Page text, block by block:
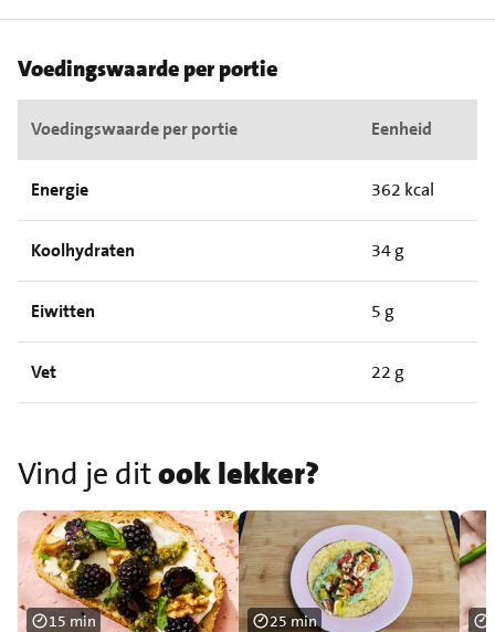
Voedingswaarde per portie
Voedingswaarde per portie Eenheid
Energie 362 kcal
Koolhydraten 34 g
Eiwitten 5 g
Vet 22 g
Vind je ditook lekker?
15 min 25 min